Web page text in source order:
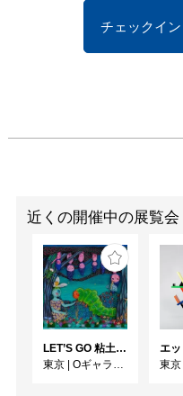
チェックイ
近くの開催中の展覧会
LET’S GO 粘土（クレイ）ジ−
東京
Oギャラリー
東京